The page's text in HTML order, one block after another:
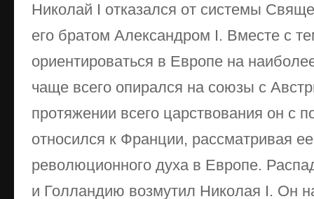
Николай I отказался от системы
его братом Александром I. Вместе с
ориентироваться в Европе на
чаще всего опирался на союзы с
протяжении всего царствования он с
относился к Франции, рассматривая
революционного духа в Европе.
и Голландию возмутил Николая I. Он